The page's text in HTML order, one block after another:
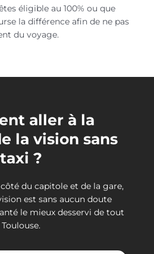
éligible au 100% ou que
la différence afin de ne pas
du voyage.
aller à la
la vision sans
taxi ?
du capitole et de la gare,
est sans aucun doute
le mieux desservi de tout
Toulouse.